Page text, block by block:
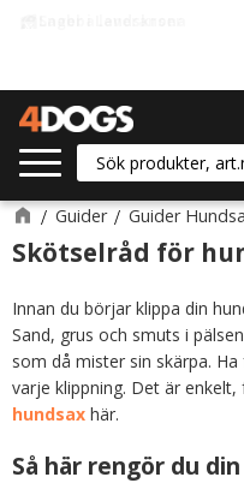
Guider Guider
Skötselråd för
Innan du börjar klippa din
Sand, grus och smuts i
som då mister sin skärpa.
varje klippning. Det är
hundsax här.
Så här rengör du